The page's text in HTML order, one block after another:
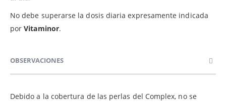
No debe superarse la dosis diaria expresamente indicada
porVitaminor.
OBSERVACIONES
Debido a la cobertura de las perlas del Complex, no se